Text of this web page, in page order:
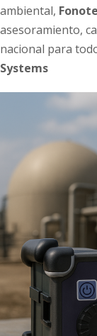
ambiental,
asesoramiento,
nacional para
Systems